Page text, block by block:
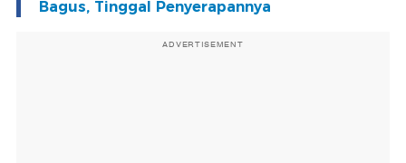
Bagus, Tinggal Penyerapannya
ADVERTISEMENT